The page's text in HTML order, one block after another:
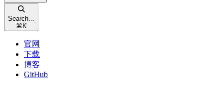
Search...
⌘ K
官网
下载
博客
GitHub